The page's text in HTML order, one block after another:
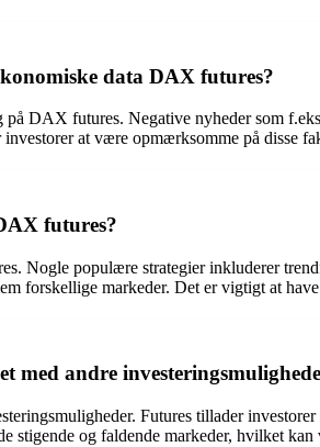
data DAX futures?
DAX futures. Negative nyheder som
at være opmærksomme på disse
futures?
Nogle populære strategier inkluderer
forskellige markeder. Det er vigtigt at
med andre
Futures tillader
stigende og faldende markeder, hvilket